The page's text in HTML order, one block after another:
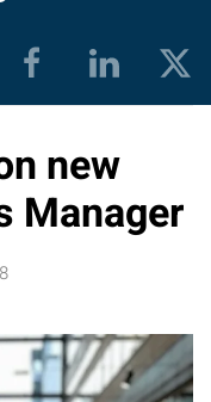
new
Manager